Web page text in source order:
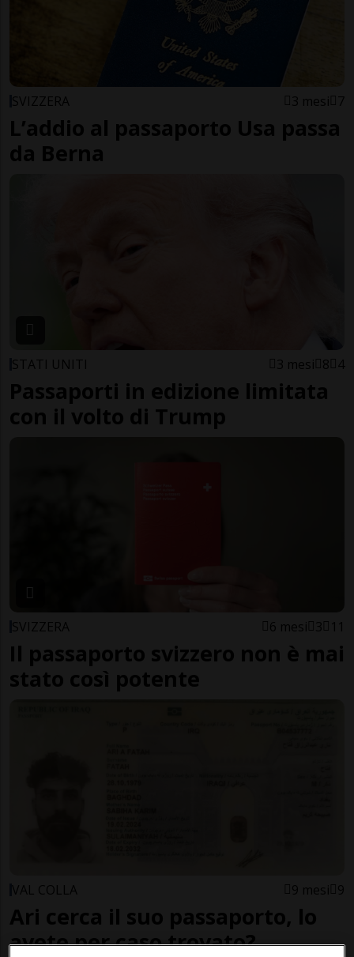
SVIZZERA 3 mesi 7
L’addio al passaporto Usa passa
da Berna
STATI UNITI 3 mesi 8 4
Passaporti in edizione limitata
con il volto di Trump
SVIZZERA 6 mesi 3 11
Il passaporto svizzero non è mai
stato così potente
VAL COLLA 9 mesi 9
Ari cerca il suo passaporto, lo
avete per caso trovato?